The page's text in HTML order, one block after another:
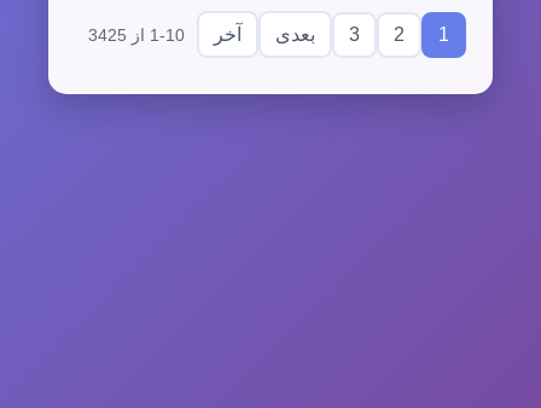
1
2
3 بعدی آخر 1-10 از 3425